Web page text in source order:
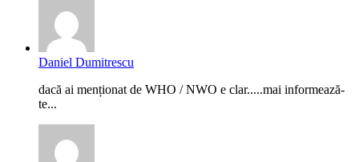
Daniel Dumitrescu
dacă ai menționat de WHO / NWO e clar.....mai informează-
te...